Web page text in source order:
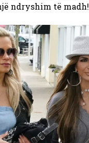
ndryshim të madh!